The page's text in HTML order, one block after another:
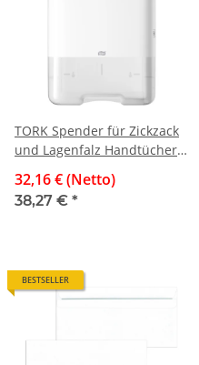
TORK Spender für Zickzack
und Lagenfalz Handtücher -
32,16 € (Netto)
38,27 € *
BESTSELLER